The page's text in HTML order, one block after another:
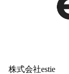
株式会社estie